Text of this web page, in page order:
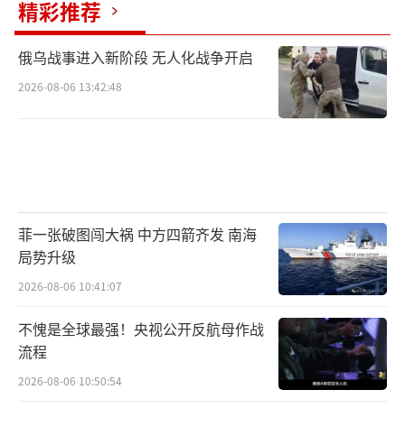
精彩推荐
俄乌战事进入新阶段 无人化战争开启
2026-08-06 13:42:48
菲一张破图闯大祸 中方四箭齐发 南海
局势升级
2026-08-06 10:41:07
不愧是全球最强！央视公开反航母作战
流程
2026-08-06 10:50:54